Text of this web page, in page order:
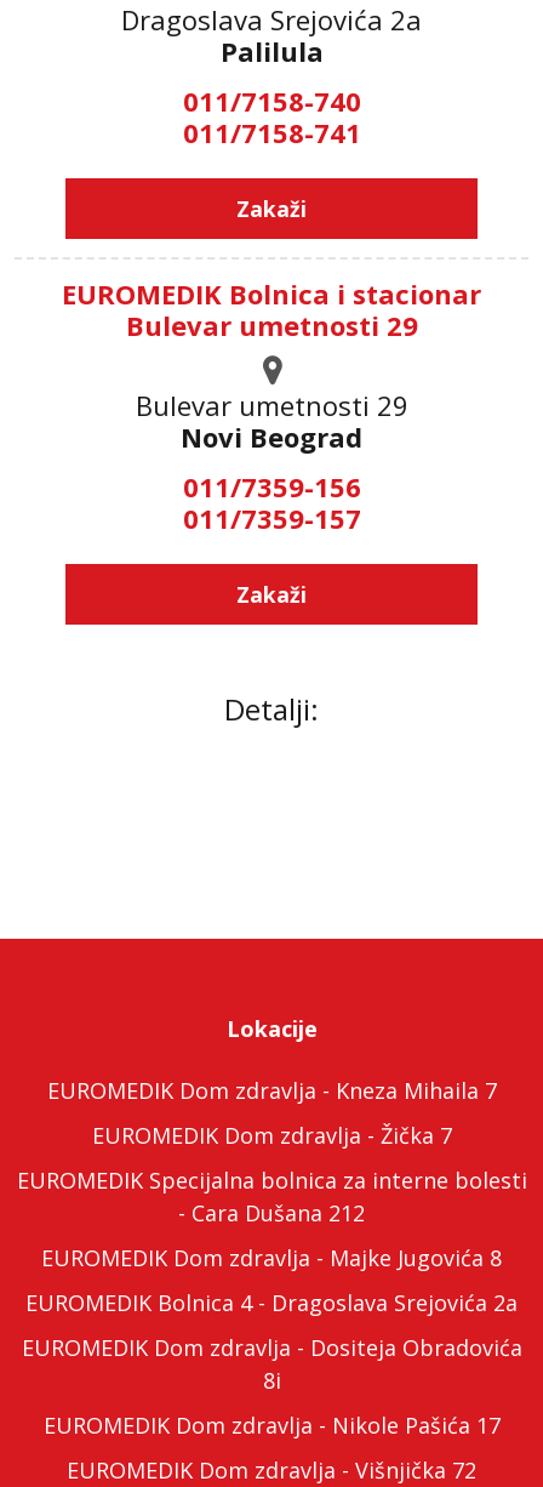
Dragoslava Srejovića 2а
Palilula
011/7158-740
011/7158-741
Zakaži
EUROMEDIK Bolnica i stacionar
Bulevar umetnosti 29
Bulevar umetnosti 29
Novi Beograd
011/7359-156
011/7359-157
Zakaži
Detalji:
Lokacije
EUROMEDIK Dom zdravlja - Kneza Mihaila 7
EUROMEDIK Dom zdravlja - Žička 7
EUROMEDIK Specijalna bolnica za interne bolesti
- Cara Dušana 212
EUROMEDIK Dom zdravlja - Majke Jugovića 8
EUROMEDIK Bolnica 4 - Dragoslava Srejovića 2a
EUROMEDIK Dom zdravlja - Dositeja Obradovića
8i
EUROMEDIK Dom zdravlja - Nikole Pašića 17
EUROMEDIK Dom zdravlja - Višnjička 72